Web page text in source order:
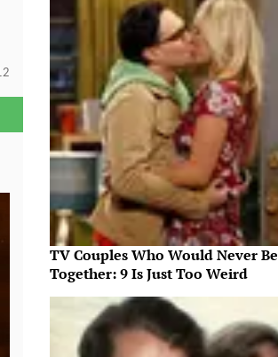
TV Couples Who Would Never Be
Together: 9 Is Just Too Weird